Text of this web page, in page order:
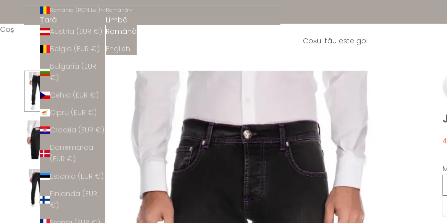
România (RON Lei)
Țară
Austria (EUR €)
Belgia (EUR €)
Bulgaria (EUR
€)
Cehia (EUR €)
Cipru (EUR €)
Croația (EUR €)
Danemarca
(EUR €)
Estonia (EUR €)
Finlanda (EUR
€)
Română
Limbă
Română
English
Coș
Coșul tău este gol